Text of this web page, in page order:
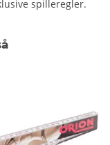
spilleregler.